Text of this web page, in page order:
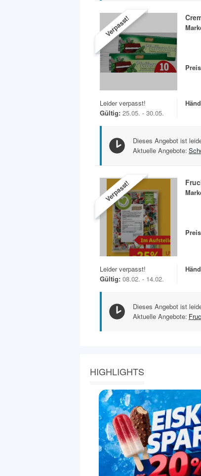
Verpasst!
Leider verpasst!
Gültig: 25.05. - 30.05.
Dieses Angebot ist
Aktuelle Angebote:
Verpasst!
Leider verpasst!
Gültig: 08.02. - 14.02.
Dieses Angebot ist
Aktuelle Angebote:
HIGHLIGHTS